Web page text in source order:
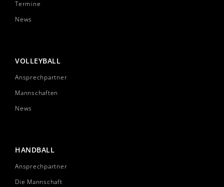
Termine
News
VOLLEYBALL
Ansprechpartner
Mannschaften
News
HANDBALL
Ansprechpartner
Die Mannschaft